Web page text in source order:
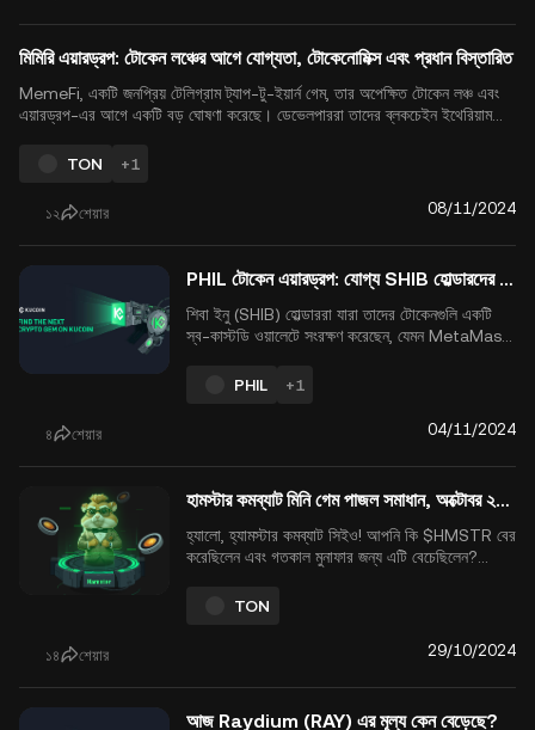
মিমিরি এয়ারড্রপ: টোকেন লঞ্চের আগে যোগ্যতা, টোকেনোমিক্স এবং প্রধান বিস্তারিত
MemeFi, একটি জনপ্রিয় টেলিগ্রাম ট্যাপ-টু-ইয়ার্ন গেম, তার অপেক্ষিত টোকেন লঞ্চ এবং
এয়ারড্রপ-এর আগে একটি বড় ঘোষণা করেছে। ডেভেলপাররা তাদের ব্লকচেইন ইথেরিয়াম
এর মধ্যে এয়ারড্রপ এবং টোকেন লঞ্চের ঘোষণা করার প্রত্যাশা করা হচ্...
TON +1
১২ শেয়ার 08/11/2024
PHIL টোকেন এয়ারড্রপ: যোগ্য SHIB হোল্ডারদের জন্য এক্সক্লুসিভ পুরস্কার
শিবা ইনু (SHIB) হোল্ডাররা যারা তাদের টোকেনগুলি একটি
স্ব-কাস্টডি ওয়ালেটে সংরক্ষণ করেছেন, যেমন MetaMask
এয়ারড্রপের জন্য যোগ্য। এই সম্প্রদায় দ্বারা চালিত টোকেন
উদ্যোগটি নির্দিষ্ট যোগ্যতার মানদণ্ড পূরণকারী SHIB
PHIL +1
৪ শেয়ার 04/11/2024
হামস্টার কমব্যাট মিনি গেম পাজল সমাধান, অক্টোবর ২৯, ২০২৪
হ্যালো, হ্যামস্টার কমব্যাট সিইও! আপনি কি $HMSTR বের
করেছিলেন এবং গতকাল মুনাফার জন্য এটি বেচেছিলেন?
২৬ তারিখে কু-কয়েন সহ অন্যান্য সেন্ট্রালাইজড এক্সচেঞ্জে চালু
হয়েছিল। লেখার সময় $HMSTR এর মূল্য $0.002869
TON
১৪ শেয়ার 29/10/2024
আজ Raydium (RAY) এর মূল্য কেন বেড়েছে?